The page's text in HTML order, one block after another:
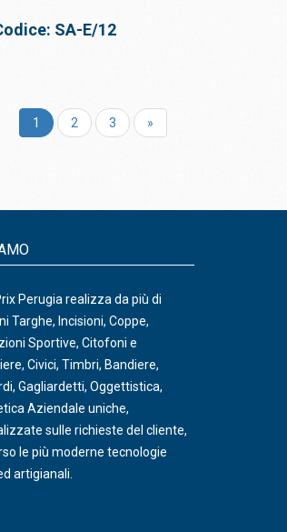
SA-E/12
1 2 3 »
Perugia realizza da più di
Targhe, Incisioni, Coppe,
Sportive, Citofoni e
Civici, Timbri, Bandiere,
Gagliardetti, Oggettistica,
Aziendale uniche,
sulle richieste del cliente,
le più moderne tecnologie
artigianali.